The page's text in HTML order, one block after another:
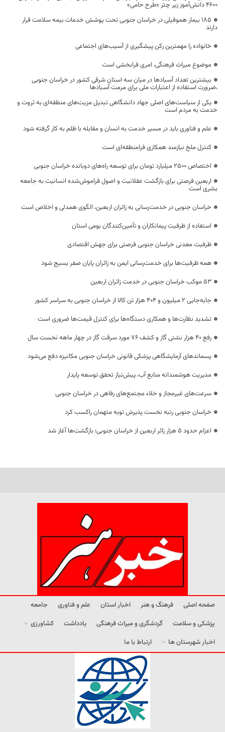
۴۶۰۰ دانش‌آموز زیر چتر «طرح حامی»
۱۸۵ بیمار هموفیلی در خراسان جنوبی تحت پوشش خدمات بیمه سلامت قرار
دارند
خانواده را مهمترین رکن پیشگیری از آسیب‌های اجتماعی
موضوع میراث فرهنگی، امری فرابخشی است
بیشترین تعداد آسبادها در میان سه استان شرقی کشور در خراسان جنوبی
،ضرورت استفاده از اعتبارات ملی برای مرمت آسبادها
یکی از سیاست‌های اصلی جهاد دانشگاهی تبدیل مزیت‌های منطقه‌ای به ثروت و
خدمت به مردم است
علم و فناوری باید در مسیر خدمت به انسان و مقابله با ظلم به کار گرفته شود
کنترل ملخ نیازمند همکاری فرامنطقه‌ای است
اختصاص 2500 میلیارد تومان برای توسعه راه‌های دوبانده خراسان جنوبی
اربعین فرصتی برای بازگشت عقلانیت و اصول فراموش‌شده انسانیت به جامعه
بشری است
خراسان جنوبی در خدمت‌رسانی به زائران اربعین، الگوی همدلی و اخلاص است
استفاده از ظرفیت پیمانکاران و تأمین‌کنندگان بومی استان
ظرفیت معدنی خراسان جنوبی فرصتی برای جهش اقتصادی
همه ظرفیت‌ها برای خدمت‌رسانی ایمن به زائران پایان صفر بسیج شود
53 موکب خراسان جنوبی در خدمت زائران اربعین
جابه‌جایی 2 میلیون و 404 هزار تن کالا از خراسان جنوبی به سراسر کشور
تشدید نظارت‌ها و همکاری دستگاه‌ها برای کنترل قیمت‌ها ضروری است
رفع 40 هزار نشتی گاز و کشف 76 مورد سرقت گاز در چهار ماهه نخست سال
پسماندهای آزمایشگاهی پزشکی قانونی خراسان جنوبی مکانیزه دفع می‌شود
مدیریت هوشمندانه منابع آب، پیش‌نیاز تحقق توسعه پایدار
سرعت‌های غیرمجاز و خلاء مجتمع‌های رفاهی در خراسان جنوبی
خراسان جنوبی رتبه نخست پذیرش توبه متهمان راکسب کرد
اعزام حدود 5 هزار زائر اربعین از خراسان جنوبی؛ بازگشت‌ها آغاز شد
صفحه اصلی فرهنگ و هنر اخبار استان علم و فناوری
جامعه
پزشکی و سلامت
گردشگری و میراث فرهنگی یادداشت
کشاورزی
اخبار شهرستان ها
ارتباط با ما